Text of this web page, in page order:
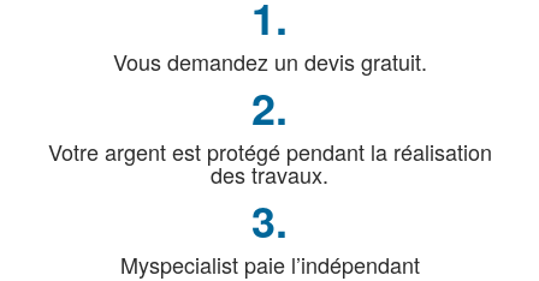
1.
Vous demandez un devis gratuit.
2.
Votre argent est protégé pendant la réalisation
des travaux.
3.
Myspecialist paie l’indépendant